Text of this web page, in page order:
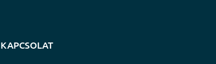
KAPCSOLAT